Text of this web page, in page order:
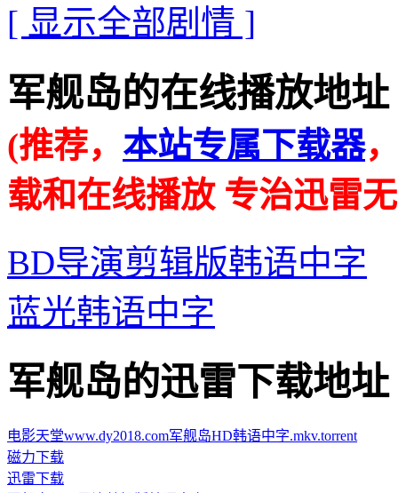
[ 显示全部剧情 ]
军舰岛的在线播放地址 ·
(推荐， 本站专属下载器
载和在线播放 专治迅雷
BD导演剪辑版韩语中字
蓝光韩语中字
军舰岛的迅雷下载地址 ·
电影天堂www.dy2018.com军舰岛HD韩语中字.mkv.torrent
磁力下载
迅雷下载